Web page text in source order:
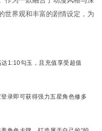
世界观和丰富的剧情设定，为
达1:10勾玉，且充值享受超值
登录即可获得强力五星角色修多